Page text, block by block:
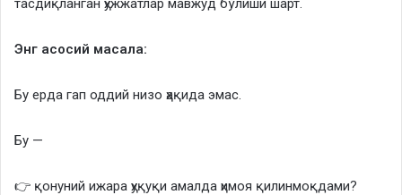
тасдиқланган ҳужжатлар мавжуд бўлиши шарт.
Энг асосий масала:
Бу ерда гап оддий низо ҳақида эмас.
Бу —
👉 қонуний ижара ҳуқуқи амалда ҳимоя қилинмоқдами?